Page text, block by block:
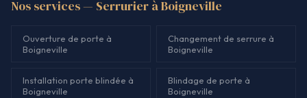
Nos services — Serrurier à Boigneville
Ouverture de porte à
Boigneville
Changement de serrure à
Boigneville
Installation porte blindée à
Boigneville
Blindage de porte à
Boigneville